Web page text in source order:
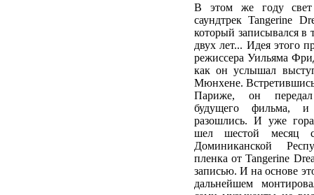
В этом же году
саундтрек Tangerine
который записывался в
двух лет... Идея этого
режиссера Уильяма
как он услышал
Мюнхене.
Париже, он
будущего фильма,
разошлись. И уже
шел шестой месяц
Доминиканской
пленка от Tangerine
записью. И на основе
дальнейшем